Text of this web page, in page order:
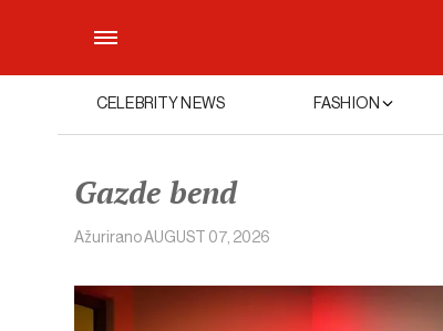
CELEBRITY NEWS FASHION
Gazde bend
AžuriranoAUGUST 07, 2026